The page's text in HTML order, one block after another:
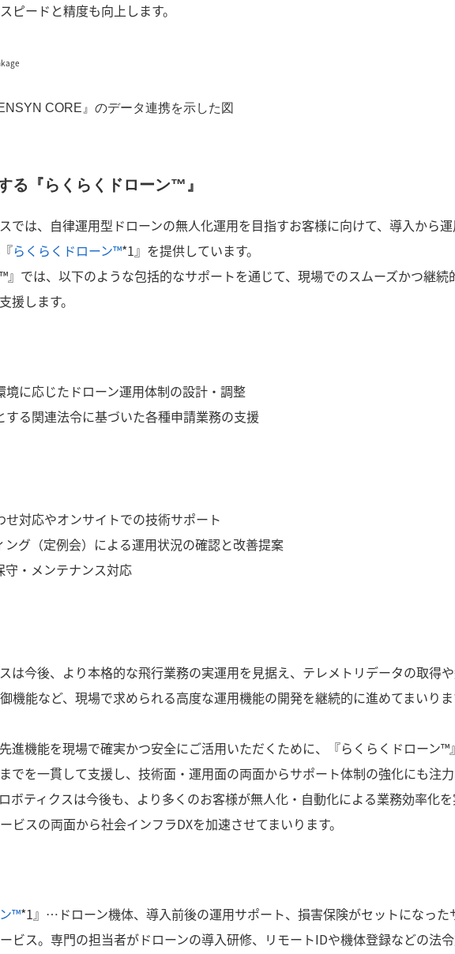
ピードと精度も向上します。
CORE』のデータ連携を示した図
る『らくらくドローン™』
では、自律運用型ドローンの無人化運用を目指すお客様に向けて、導入から
らくらくドローン™*1』を提供しています。
』では、以下のような包括的なサポートを通じて、現場でのスムーズかつ継続
援します。
境に応じたドローン運用体制の設計・調整
する関連法令に基づいた各種申請業務の支援
せ対応やオンサイトでの技術サポート
ング（定例会）による運用状況の確認と改善提案
守・メンテナンス対応
は今後、より本格的な飛行業務の実運用を見据え、テレメトリデータの取得
機能など、現場で求められる高度な運用機能の開発を継続的に進めてまいりま
進機能を現場で確実かつ安全にご活用いただくために、『らくらくドローン™
でを一貫して支援し、技術面・運用面の両面からサポート体制の強化にも注
ボティクスは今後も、より多くのお客様が無人化・自動化による業務効率化
ビスの両面から社会インフラDXを加速させてまいります。
™*1』…ドローン機体、導入前後の運用サポート、損害保険がセットになった
ビス。専門の担当者がドローンの導入研修、リモートIDや機体登録などの法